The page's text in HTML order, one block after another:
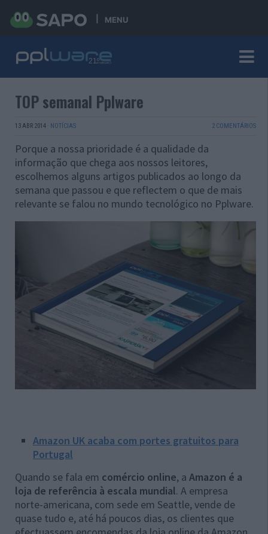
MENU
TOP semanal Pplware
13 ABR 2014 · NOTÍCIAS 2 COMENTÁRIOS
Porque a nossa prioridade é a qualidade da
informação que chega aos nossos leitores,
escolhemos alguns artigos publicados ao longo da
semana que passou e que reflectem o que de mais
relevante se falou no mundo tecnológico no Pplware.
Amazon UK acaba com portes gratuitos para
Portugal
Quando se fala em comércio online, a Amazon é a
loja de referência à escala mundial. A empresa
norte-americana, com sede em Seattle, vende de
quase tudo e, até há poucos dias, os clientes que